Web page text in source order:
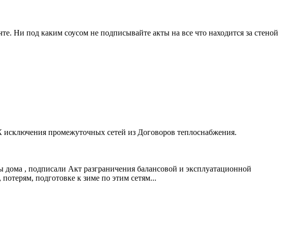
Ни под каким соусом не подписывайте акты на все что находится за стеной
промежуточных сетей из Договоров теплоснабжения.
, подписали Акт разграничения балансовой и эксплуатационной
подготовке к зиме по этим сетям...